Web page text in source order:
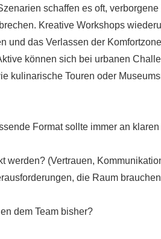
schaffen es oft,
Kreative Workshops
und das Verlassen der
können sich bei urbanen
kulinarische Touren oder
Format sollte immer an
werden? (Vertrauen,
die Raum
dem Team bisher?